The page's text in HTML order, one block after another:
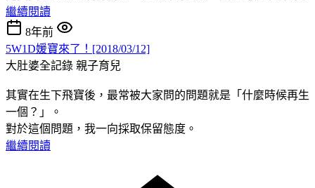
繼續閱讀
8年前
5W1D媛寶來了！[2018/03/12]
大肚婆全記錄 親子育兒
其實在生下飛寶後，最常被大家問的問題就是「什麼時候再生
一個？」。
對於這個問題，我一向採取保留態度。
繼續閱讀